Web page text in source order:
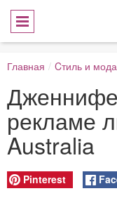
Главная / Cтиль и мода
рекламе
Australia
Pinterest